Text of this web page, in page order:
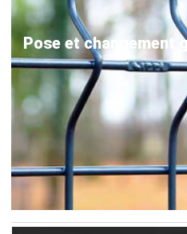
Pose et changement